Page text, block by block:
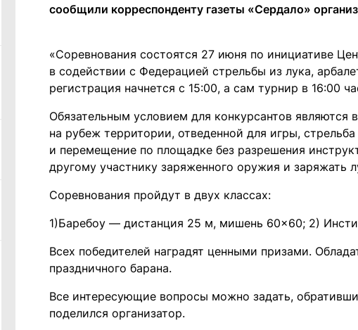
сообщили корреспонденту газеты «Сердало»
«Соревнования состоятся 27 июня по инициативе
в содействии с Федерацией стрельбы из лука,
регистрация начнется с 15:00, а сам турнир в 16:00
Обязательным условием для конкурсантов
на рубеж территории, отведенной для игры,
и перемещение по площадке без разрешения
другому участнику заряженного оружия и заряжать
Соревнования пройдут в двух классах:
1)Баребоу — дистанция 25 м, мишень 60×60; 2)
Всех победителей наградят ценными призами.
праздничного барана.
Все интересующие вопросы можно задать,
поделился организатор.